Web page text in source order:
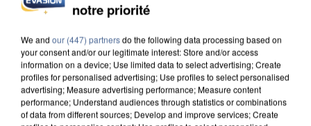
INTERPELLÉ EN ALGÉRIE
notre priorité
We and our (447) partnersdo the following data processing based on
your consent and/or our legitimate interest: Store and/or access
information on a device; Use limited data to select advertising; Create
profiles for personalised advertising; Use profiles to select personalised
advertising; Measure advertising performance; Measure content
performance; Understand audiences through statistics or combinations
of data from different sources; Develop and improve services; Create